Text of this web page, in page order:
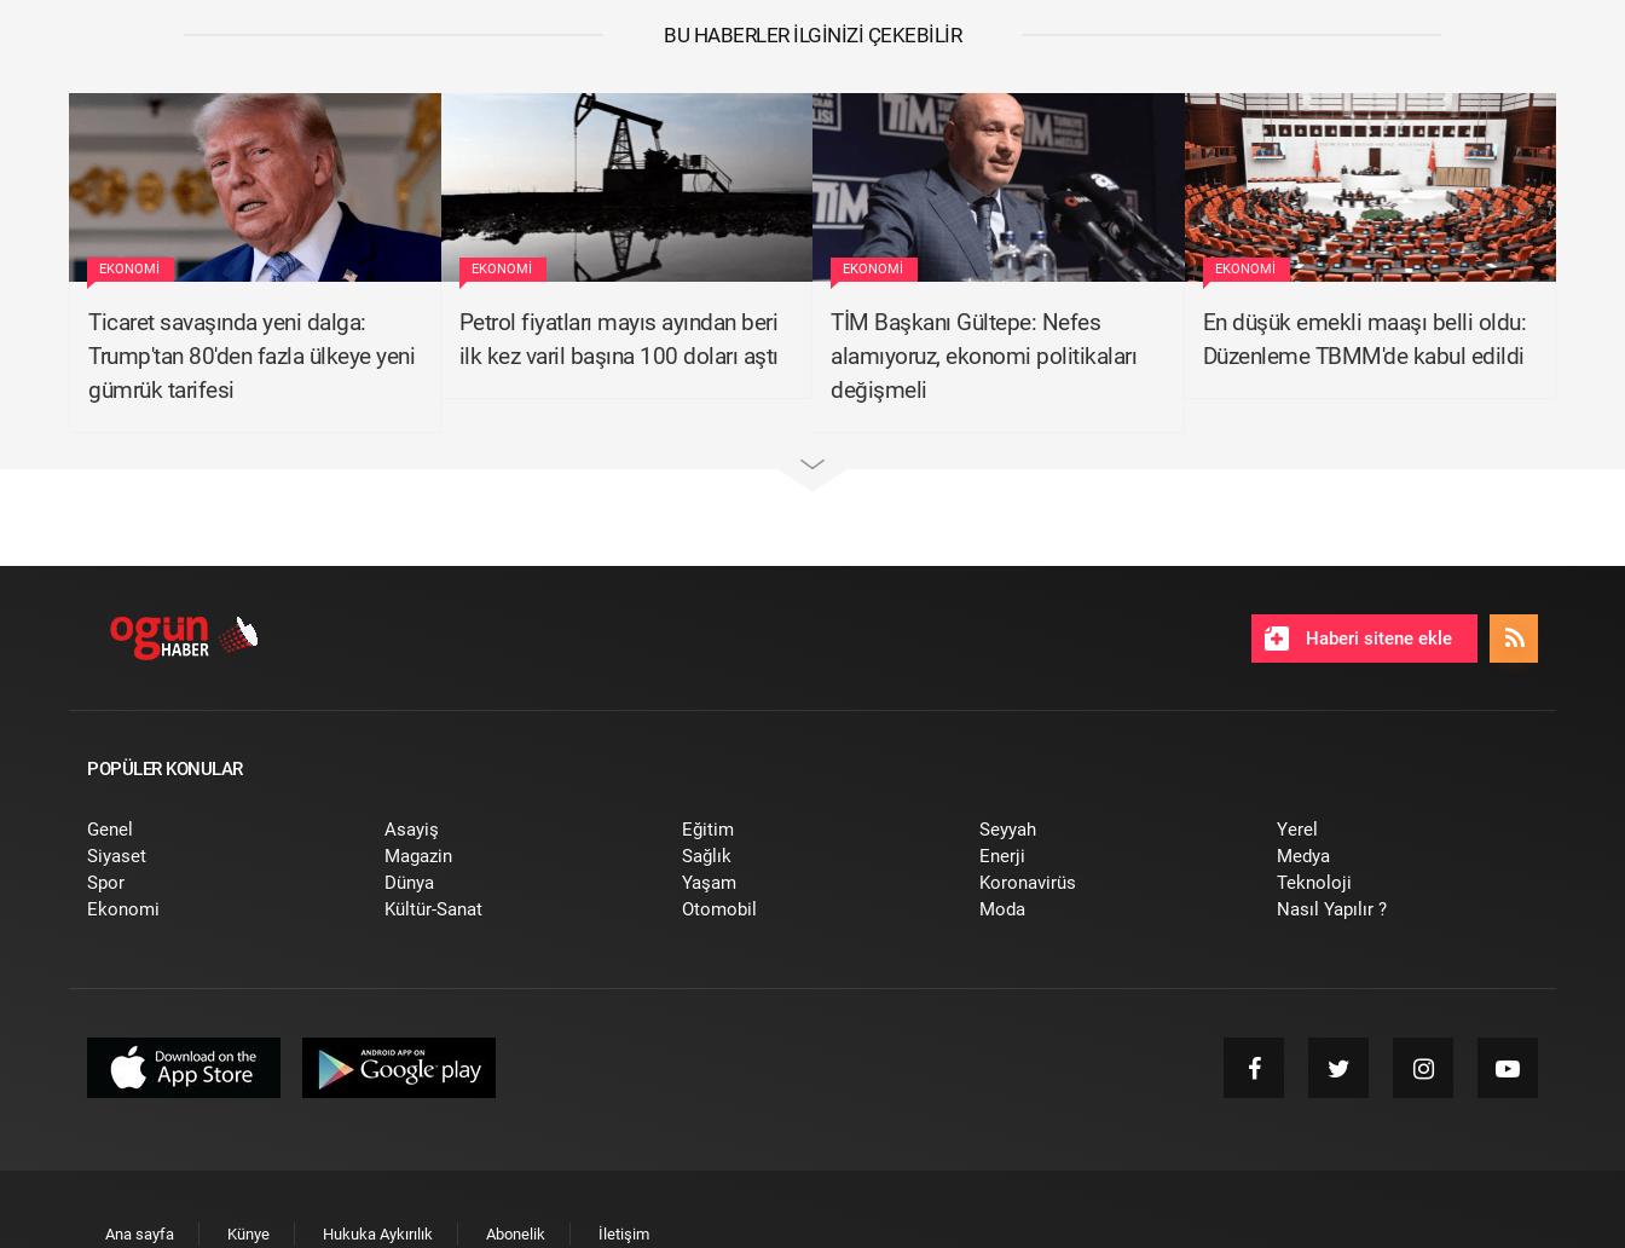
BU HABERLER İLGINIZI ÇEKEBILIR
EKONOMI
Ticaret savaşında yeni dalga:
Trump'tan 80'den fazla ülkeye yeni
gümrük tarifesi
EKONOMI
Petrol fiyatları mayıs ayından beri
ilk kez varil başına 100 doları aştı
EKONOMI
TİM Başkanı Gültepe: Nefes
alamıyoruz, ekonomi politikaları
değişmeli
EKONOMI
En düşük emekli maaşı belli oldu:
Düzenleme TBMM'de kabul edildi
Haberi sitene ekle
POPÜLER KONULAR
Genel
Siyaset
Spor
Ekonomi
Asayiş
Magazin
Dünya
Kültür-Sanat
Eğitim
Sağlık
Yaşam
Otomobil
Seyyah
Enerji
Koronavirüs
Moda
Yerel
Medya
Teknoloji
Nasıl Yapılır ?
Ana sayfa Künye Hukuka Aykırılık Abonelik İletişim